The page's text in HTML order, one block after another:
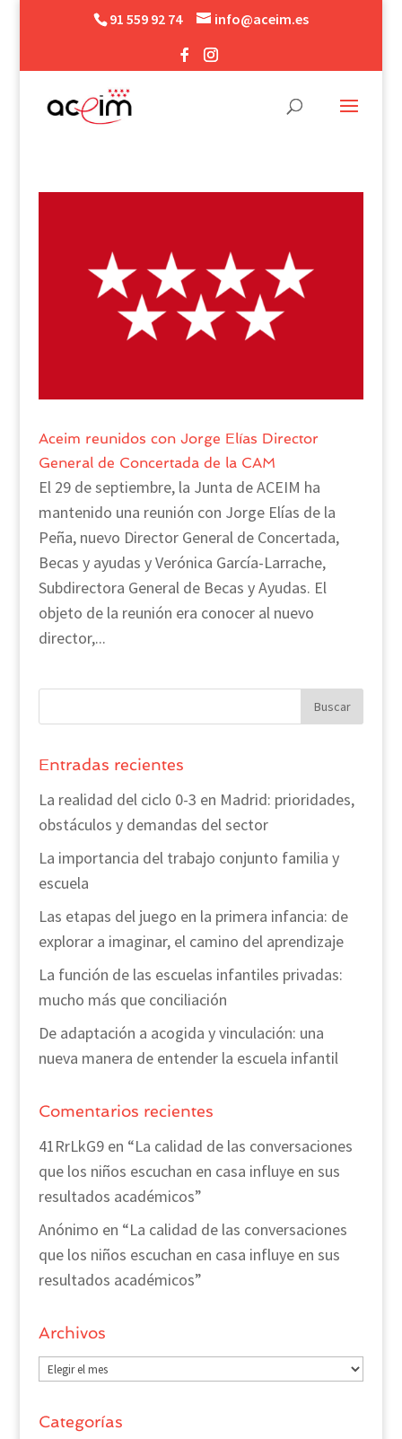
91 559 92 74 info@aceim.es
Aceim reunidos con Jorge Elías Director
General de Concertada de la CAM
El 29 de septiembre, la Junta de ACEIM ha
mantenido una reunión con Jorge Elías de la
Peña, nuevo Director General de Concertada,
Becas y ayudas y Verónica García-Larrache,
Subdirectora General de Becas y Ayudas. El
objeto de la reunión era conocer al nuevo
director,...
Entradas recientes
La realidad del ciclo 0-3 en Madrid: prioridades,
obstáculos y demandas del sector
La importancia del trabajo conjunto familia y
escuela
Las etapas del juego en la primera infancia: de
explorar a imaginar, el camino del aprendizaje
La función de las escuelas infantiles privadas:
mucho más que conciliación
De adaptación a acogida y vinculación: una
nueva manera de entender la escuela infantil
Comentarios recientes
41RrLkG9en “La calidad de las conversaciones
que los niños escuchan en casa influye en sus
resultados académicos”
Anónimo en “La calidad de las conversaciones
que los niños escuchan en casa influye en sus
resultados académicos”
Archivos
Archivos
Categorías